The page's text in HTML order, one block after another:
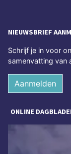
NIEUWSBRIEF
Schrijf je in voor
samenvatting van
Aanmelden
ONLINE